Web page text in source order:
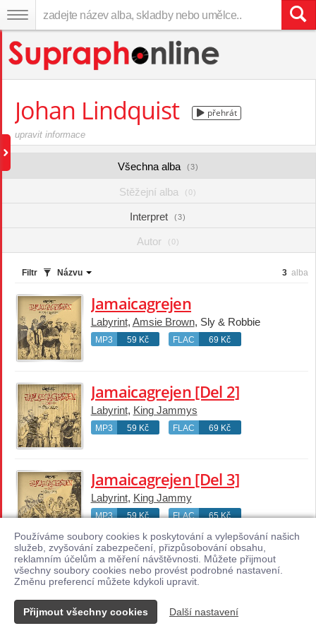
Používáme soubory cookies k poskytování a vylepšování našich
služeb, zvyšování zabezpečení, přizpůsobování obsahu,
reklamním účelům a měření návštěvnosti. Můžete přijmout
všechny soubory cookies nebo provést podrobné nastavení.
Změnu preferencí můžete kdykoli upravit.
Přijmout všechny cookies Další nastavení
Johan Lindquist přehrát
upravit informace
Všechna alba (3)
Stěžejní alba (0)
Interpret (3)
Autor (0)
Filtr Názvu 3 alba
Jamaicagrejen
Labyrint, Amsie Brown, Sly & Robbie
MP3 59 Kč FLAC 69 Kč
Jamaicagrejen [Del 2]
Labyrint, King Jammys
MP3 59 Kč FLAC 69 Kč
Jamaicagrejen [Del 3]
Labyrint, King Jammy
MP3 59 Kč FLAC 65 Kč
1 / 1
Kontakt | © 2026 Supraphonline.cz